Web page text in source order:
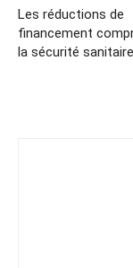
Les réductions de
financement
la sécurité